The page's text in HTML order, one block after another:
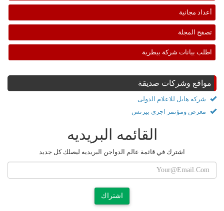
أعداد مجانية
تصفح المجلة
اطلب بيانات شركة بيطرية
مواقع وشركات صديقة
شركة هايل للاعلام الدولى
معرض ومؤتمر اجرى بيزنس
القائمه البريديه
اشترك في قائمة عالم الدواجن البريديه ليصلك كل جديد
اشتراك